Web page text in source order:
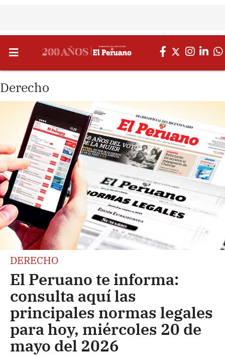
Derecho
DERECHO
El Peruano te informa:
consulta aquí las
principales normas legales
para hoy, miércoles 20 de
mayo del 2026